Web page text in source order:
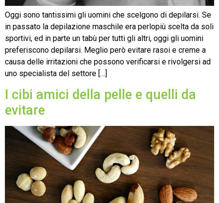
Oggi sono tantissimi gli uomini che scelgono di depilarsi. Se
in passato la depilazione maschile era perlopiù scelta da soli
sportivi, ed in parte un tabù per tutti gli altri, oggi gli uomini
preferiscono depilarsi. Meglio però evitare rasoi e creme a
causa delle irritazioni che possono verificarsi e rivolgersi ad
uno specialista del settore […]
I cibi amici della pelle e quelli da
evitare